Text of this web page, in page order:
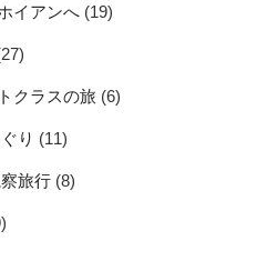
イアンへ (19)
クラスの旅 (6)
り (11)
旅行 (8)